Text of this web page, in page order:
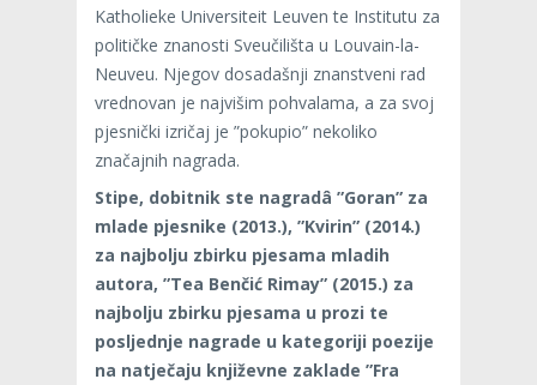
Katholieke Universiteit Leuven te Institutu za
političke znanosti Sveučilišta u Louvain-la-
Neuveu. Njegov dosadašnji znanstveni rad
vrednovan je najvišim pohvalama, a za svoj
pjesnički izričaj je ”pokupio” nekoliko
značajnih nagrada.
Stipe, dobitnik ste nagradâ ”Goran” za
mlade pjesnike (2013.), ”Kvirin” (2014.)
za najbolju zbirku pjesama mladih
autora, ”Tea Benčić Rimay” (2015.) za
najbolju zbirku pjesama u prozi te
posljednje nagrade u kategoriji poezije
na natječaju književne zaklade ”Fra